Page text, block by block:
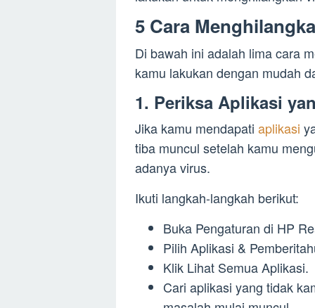
5 Cara
Di bawah ini adalah lima cara
kamu lakukan dengan mudah
1. Periksa Aplikasi
Jika kamu mendapati aplikasi
tiba muncul setelah kamu
adanya virus.
Ikuti langkah-langkah berikut:
Buka Pengaturan di HP
Pilih Aplikasi &
Klik Lihat Semua Aplikasi.
Cari aplikasi yang tidak